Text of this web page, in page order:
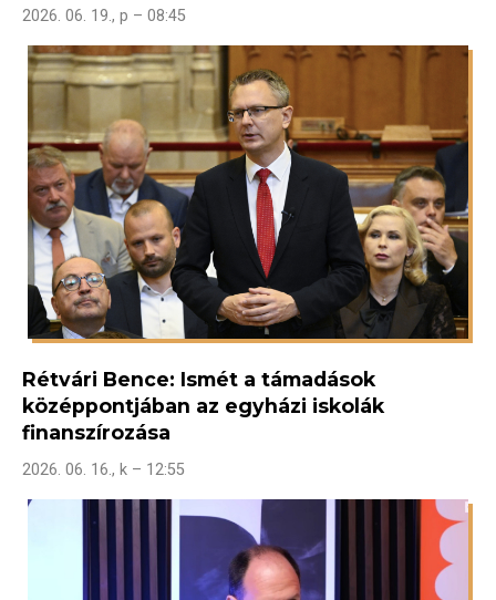
2026. 06. 19., p – 08:45
Rétvári Bence: Ismét a támadások
középpontjában az egyházi iskolák
finanszírozása
2026. 06. 16., k – 12:55